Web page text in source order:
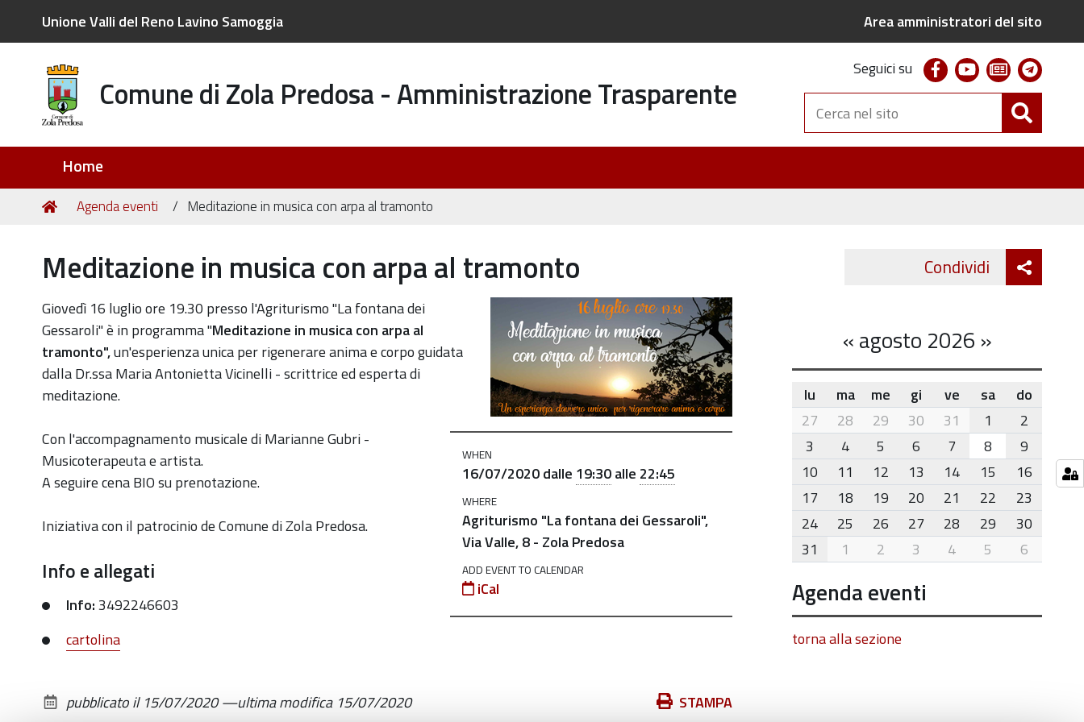
Unione Valli del Reno Lavino Samoggia Area amministratori del sito
Comune di Zola Predosa - Amministrazione Trasparente
Seguici su facebookyoutubenewsletter
Cerca
nel
sito
Home
Tu
Home
Agenda eventi Meditazione in musica con arpa al tramonto
Meditazione in musica con arpa al tramonto
https://old.comune.zolapredosa.bo.it/events/meditazione-
in-
musica-
con-
arpa-
tramonto
Meditazione
in
con
al
tramonto
07-
2020-
07-
WHEN
16/07/2020dalle 19:30alle 22:45
WHERE
Agriturismo "La fontana dei Gessaroli",
Via Valle, 8 - Zola Predosa
ADD EVENT TO CALENDAR
iCal
Giovedì 16 luglio ore 19.30 presso l'Agriturismo "La fontana dei
Gessaroli" è in programma "Meditazione in musica con arpa al
tramonto",un'esperienza unica per rigenerare anima e corpo guidata
dalla Dr.ssa Maria Antonietta Vicinelli - scrittrice ed esperta di
meditazione.
Con l'accompagnamento musicale di Marianne Gubri -
Musicoterapeuta e artista.
A seguire cena BIO su prenotazione.
Iniziativa con il patrocinio de Comune di Zola Predosa.
Info e allegati
Info:3492246603
cartolina
Azioni STAMPA
pubblicato il 15/07/2020—ultima modifica 15/07/2020
Condividi Twitter
«agosto 2026 »
month-
8
lu ma me gi ve sa
do
27
28 29 30 31 1
2
3
4 5 6 7 8
9
10
11 12 13 14 15
16
17
18 19 20 21 22
23
24
25 26 27 28 29
30
31
1 2 3 4 5 6
Agenda eventi
torna alla sezione